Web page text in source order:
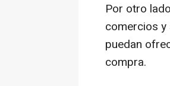
Por otro
comercios
puedan
compra.